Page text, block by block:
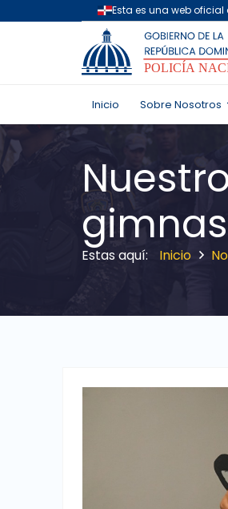
Inicio Sobre Nosotros
Inicio